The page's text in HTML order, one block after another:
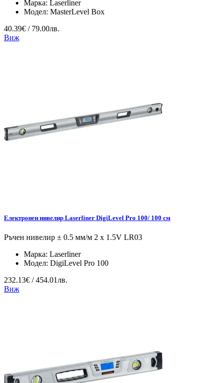
Марка: Laserliner
Модел: MasterLevel Box
40.39€ / 79.00лв.
Виж
Електронен нивелир Laserliner DigiLevel Pro 100/ 100 см
Ръчен нивелир ± 0.5 мм/м 2 x 1.5V LR03
Марка: Laserliner
Модел: DigiLevel Pro 100
232.13€ / 454.01лв.
Виж